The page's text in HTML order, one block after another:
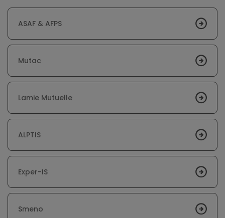
ASAF & AFPS
Mutac
Lamie Mutuelle
ALPTIS
Exper-IS
Smeno